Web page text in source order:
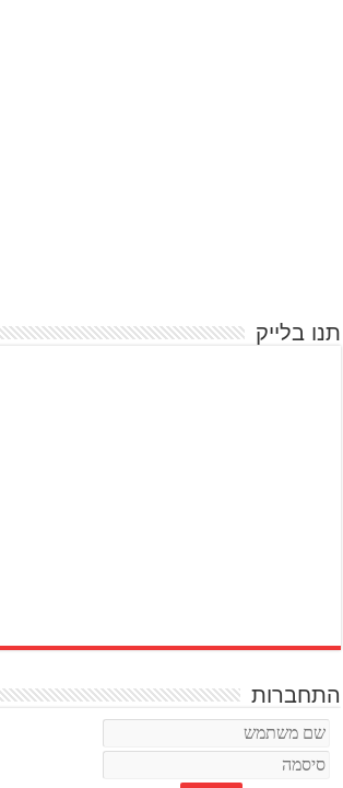
תנו בלייק
התחברות